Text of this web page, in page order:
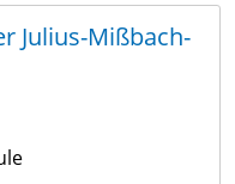
Julius-Mißbach-